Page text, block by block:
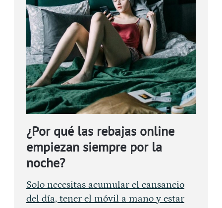
¿Por qué las rebajas online
empiezan siempre por la
noche?
Solo necesitas acumular el cansancio
del día, tener el móvil a mano y estar